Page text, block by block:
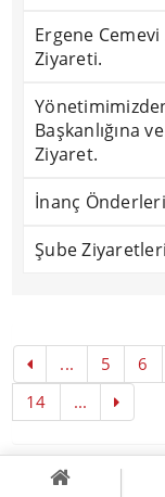
Ergene
Ziyareti.
Başkanlığına
Ziyaret.
İnanç Önderleri
Şube
... 5 6
14
...